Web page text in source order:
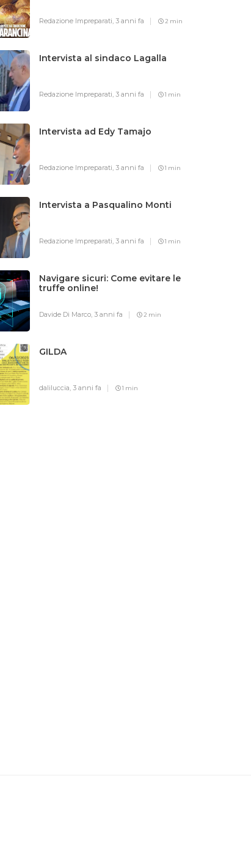
Redazione Impreparati, 3 anni fa 2 min
Intervista al sindaco Lagalla
Redazione Impreparati, 3 anni fa 1 min
Intervista ad Edy Tamajo
Redazione Impreparati, 3 anni fa 1 min
Intervista a Pasqualino Monti
Redazione Impreparati, 3 anni fa 1 min
Navigare sicuri: Come evitare le
truffe online!
Davide Di Marco, 3 anni fa 2 min
GILDA
daliluccia, 3 anni fa 1 min